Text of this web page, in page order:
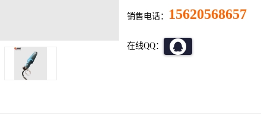
销售电话： 15620568657
在线QQ：